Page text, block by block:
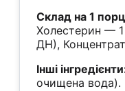
Склад на 1
Холестерин — 1
ДН),
Інші
очищена вода).